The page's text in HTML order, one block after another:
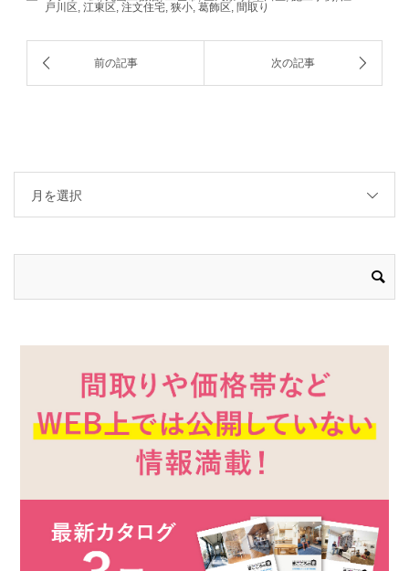
戸川区, 江東区, 注文住宅, 狭小, 葛飾区, 間取り
月を選択